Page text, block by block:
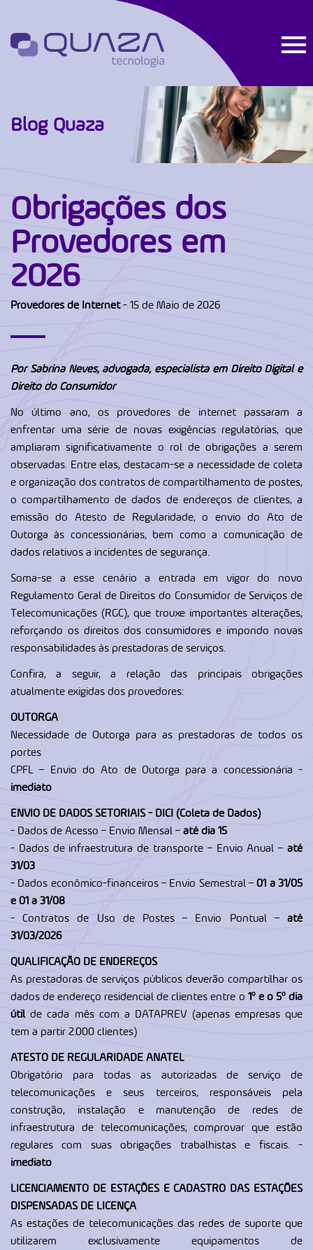
Blog Quaza
Obrigações dos
Provedores em
2026
Provedores de Internet- 15 de Maio de 2026
Por Sabrina Neves, advogada, especialista em Direito Digital e
Direito do Consumidor
No último ano, os provedores de internet passaram a
enfrentar uma série de novas exigências regulatórias, que
ampliaram significativamente o rol de obrigações a serem
observadas. Entre elas, destacam-se a necessidade de coleta
e organização dos contratos de compartilhamento de postes,
o compartilhamento de dados de endereços de clientes, a
emissão do Atesto de Regularidade, o envio do Ato de
Outorga às concessionárias, bem como a comunicação de
dados relativos a incidentes de segurança.
Soma-se a esse cenário a entrada em vigor do novo
Regulamento Geral de Direitos do Consumidor de Serviços de
Telecomunicações (RGC), que trouxe importantes alterações,
reforçando os direitos dos consumidores e impondo novas
responsabilidades às prestadoras de serviços.
Confira, a seguir, a relação das principais obrigações
atualmente exigidas dos provedores:
OUTORGA
Necessidade de Outorga para as prestadoras de todos os
portes
CPFL – Envio do Ato de Outorga para a concessionária -
imediato
ENVIO DE DADOS SETORIAIS - DICI (Coleta de Dados)
- Dados de Acesso – Envio Mensal –até dia 15
- Dados de infraestrutura de transporte – Envio Anual – até
31/03
- Dados econômico-financeiros – Envio Semestral –01 a 31/05
e 01 a 31/08
- Contratos de Uso de Postes – Envio Pontual – até
31/03/2026
QUALIFICAÇÃO DE ENDEREÇOS
As prestadoras de serviços públicos deverão compartilhar os
dados de endereço residencial de clientes entre o 1º e o 5º dia
útilde cada mês com a DATAPREV (apenas empresas que
tem a partir 2.000 clientes)
ATESTO DE REGULARIDADE ANATEL
Obrigatório para todas as autorizadas de serviço de
telecomunicações e seus terceiros, responsáveis pela
construção, instalação e manutenção de redes de
infraestrutura de telecomunicações, comprovar que estão
regulares com suas obrigações trabalhistas e fiscais. -
imediato
LICENCIAMENTO DE ESTAÇÕES E CADASTRO DAS ESTAÇÕES
DISPENSADAS DE LICENÇA
As estações de telecomunicações das redes de suporte que
utilizarem exclusivamente equipamentos de